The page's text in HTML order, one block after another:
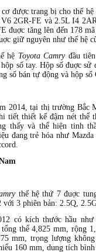
cơ được trang bị cho thế hệ
2GR-FE và 2.5L I4
đuợc tăng lên đến 178
giữ nguyên như thế hệ
hệ Toyota Camryđầu
số tay. Hộp số đuợc
số bán tự động và hộp
2014, tại thị trường Bắc
tiết thiết kế đậm nét thể
thấy và thể hiện tinh
đang trẻ hóa như
thế hệ thứ 7 đuợc
với 3 phiên bản: 2.5Q,
có kích thước hầu
thể 4,825 mm, rộng
mm, trọng lượng
160 mm, dung tích